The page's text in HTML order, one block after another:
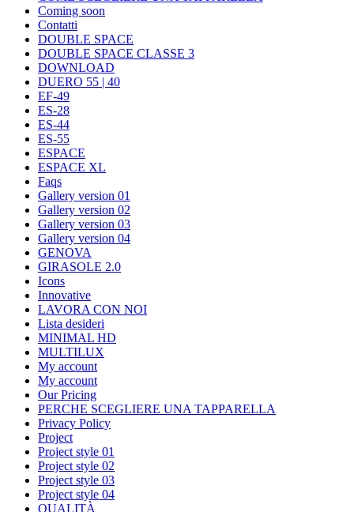
Coming soon
Contatti
DOUBLE SPACE
DOUBLE SPACE CLASSE 3
DOWNLOAD
DUERO 55 | 40
EF-49
ES-28
ES-44
ES-55
ESPACE
ESPACE XL
Faqs
Gallery version 01
Gallery version 02
Gallery version 03
Gallery version 04
GENOVA
GIRASOLE 2.0
Icons
Innovative
LAVORA CON NOI
Lista desideri
MINIMAL HD
MULTILUX
My account
My account
Our Pricing
PERCHE SCEGLIERE UNA TAPPARELLA
Privacy Policy
Project
Project style 01
Project style 02
Project style 03
Project style 04
QUALITÀ